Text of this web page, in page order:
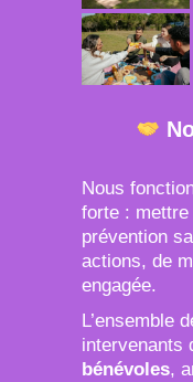
Nous
forte :
prévention
actions, de
engagée.
L’ensemble
intervenants
bénévoles,